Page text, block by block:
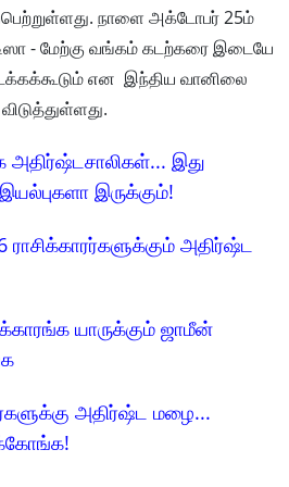
நாளை அக்டோபர் 25ம்
- மேற்கு வங்கம் கடற்கரை இடையே
என இந்திய வானிலை
அதிர்ஷ்டசாலிகள்... இது
இருக்கும்!
அதிர்ஷ்ட
யாருக்கும் ஜாமீன்
அதிர்ஷ்ட மழை...